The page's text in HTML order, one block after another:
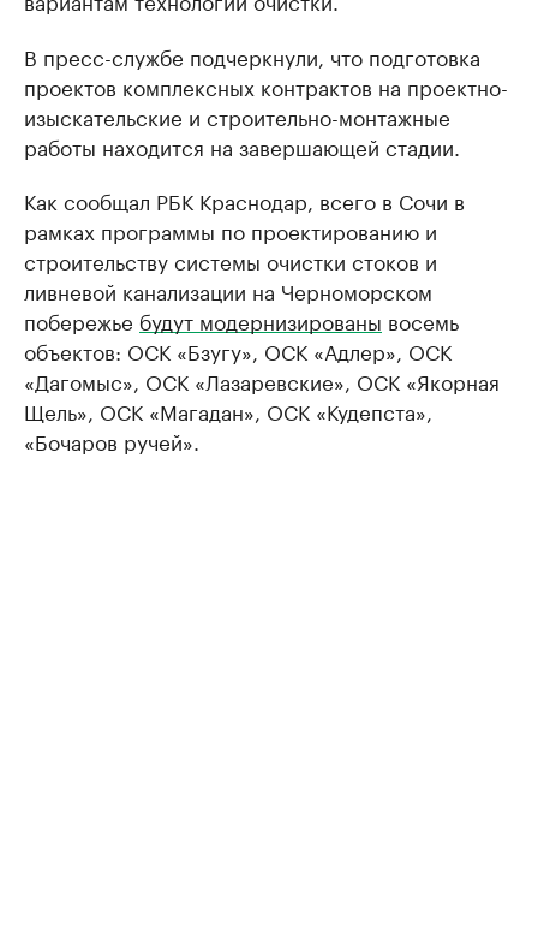
В пресс-службе подчеркнули, что подготовка
проектов комплексных контрактов на проектно-
изыскательские и строительно-монтажные
работы находится на завершающей стадии.
Как сообщал РБК Краснодар, всего в Сочи в
рамках программы по проектированию и
строительству системы очистки стоков и
ливневой канализации на Черноморском
побережье будут модернизированы восемь
объектов: ОСК «Бзугу», ОСК «Адлер», ОСК
«Дагомыс», ОСК «Лазаревские», ОСК «Якорная
Щель», ОСК «Магадан», ОСК «Кудепста»,
«Бочаров ручей».